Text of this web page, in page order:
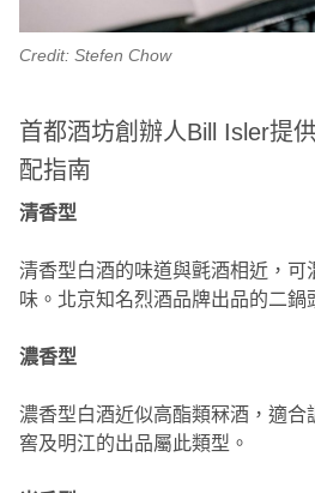
Credit: Stefen Chow
首都酒坊創辦人Bill Isler提
配指南
清香型
清香型白酒的味道與氈酒相近，可
味。北京知名烈酒品牌出品的二鍋
濃香型
濃香型白酒近似高酯類冧酒，適合
窖及明江的出品屬此類型。